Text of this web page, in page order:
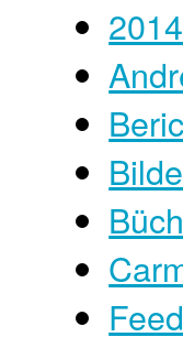
2014